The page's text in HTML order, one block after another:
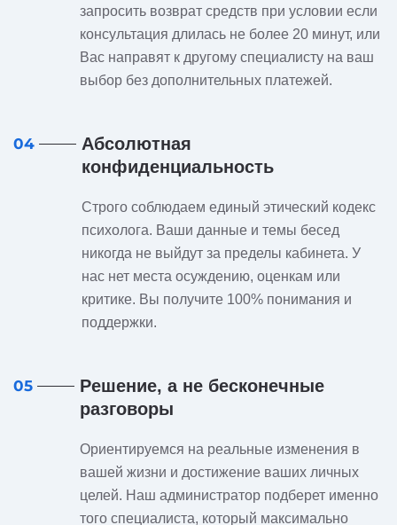
запросить возврат средств при условии если
консультация длилась не более 20 минут, или
Вас направят к другому специалисту на ваш
выбор без дополнительных платежей.
04
Абсолютная
конфиденциальность
Строго соблюдаем единый этический кодекс
психолога. Ваши данные и темы бесед
никогда не выйдут за пределы кабинета. У
нас нет места осуждению, оценкам или
критике. Вы получите 100% понимания и
поддержки.
05
Решение, а не бесконечные
разговоры
Ориентируемся на реальные изменения в
вашей жизни и достижение ваших личных
целей. Наш администратор подберет именно
того специалиста, который максимально